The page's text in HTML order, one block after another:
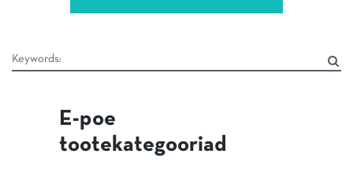
E-poe
tootekategooriad